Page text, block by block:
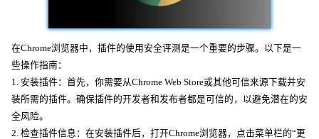
在Chrome浏览器中，插件的使用安全评测是一个重要的步骤。以下是一
些操作指南：
1. 安装插件：首先，你需要从Chrome Web Store或其他可信来源下载并安
装所需的插件。确保插件的开发者和发布者都是可信的，以避免潜在的安
全风险。
2. 检查插件信息：在安装插件后，打开Chrome浏览器，点击菜单栏的“更